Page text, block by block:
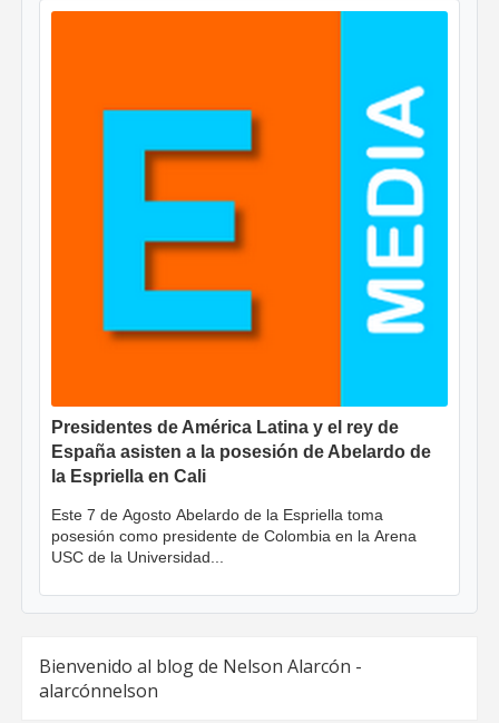
Presidentes de América Latina y el rey de
España asisten a la posesión de Abelardo de
la Espriella en Cali
Este 7 de Agosto Abelardo de la Espriella toma
posesión como presidente de Colombia en la Arena
USC de la Universidad...
Bienvenido al blog de Nelson Alarcón -
alarcónnelson